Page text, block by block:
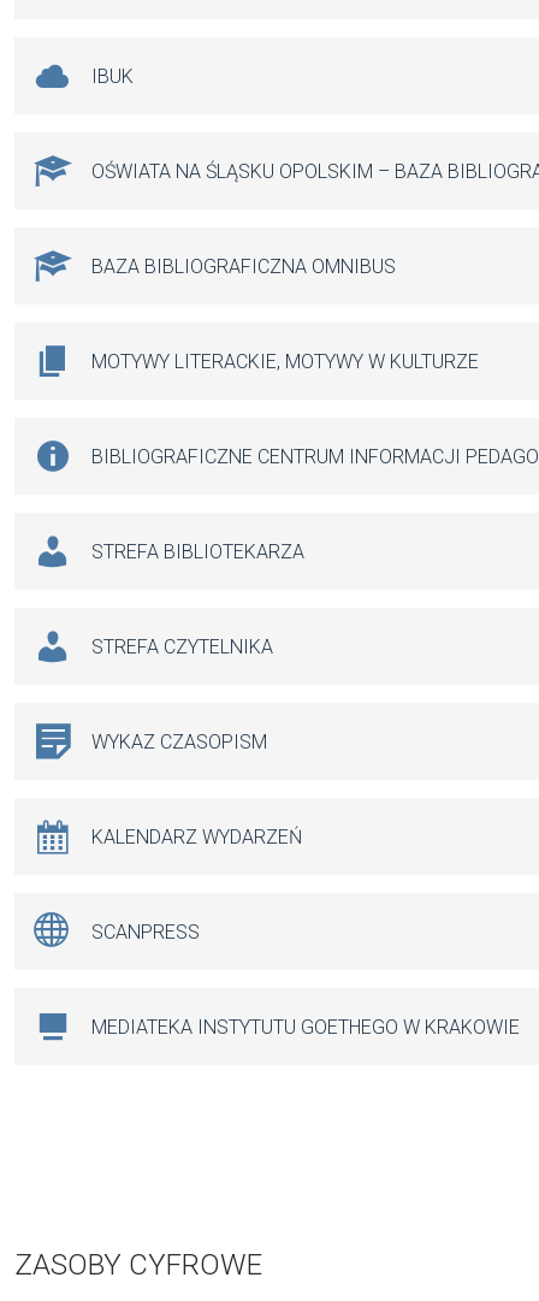
IBUK
OŚWIATA NA ŚLĄSKU OPOLSKIM – BAZA
BAZA BIBLIOGRAFICZNA OMNIBUS
MOTYWY LITERACKIE, MOTYWY W KULTURZE
BIBLIOGRAFICZNE CENTRUM INFORMACJI
STREFA BIBLIOTEKARZA
STREFA CZYTELNIKA
WYKAZ CZASOPISM
KALENDARZ WYDARZEŃ
SCANPRESS
MEDIATEKA INSTYTUTU GOETHEGO W KRAKOWIE
ZASOBY CYFROWE